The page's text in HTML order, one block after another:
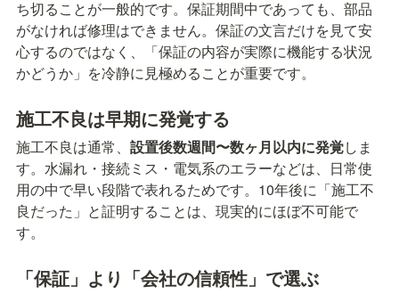
ち切ることが一般的です。保証期間中であっても、部品
がなければ修理はできません。保証の文言だけを見て安
心するのではなく、「保証の内容が実際に機能する状況
かどうか」を冷静に見極めることが重要です。
施工不良は早期に発覚する
施工不良は通常、 設置後数週間〜数ヶ月以内に発覚しま
す。水漏れ・接続ミス・電気系のエラーなどは、日常使
用の中で早い段階で表れるためです。10年後に「施工不
良だった」と証明することは、現実的にほぼ不可能で
す。
「保証」より「会社の信頼性」で選ぶ